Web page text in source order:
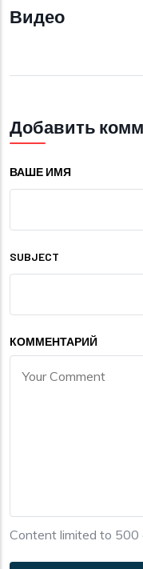
Видео
Добавить
ВАШЕ ИМЯ
SUBJECT
КОММЕНТАРИЙ
Content limited to 500